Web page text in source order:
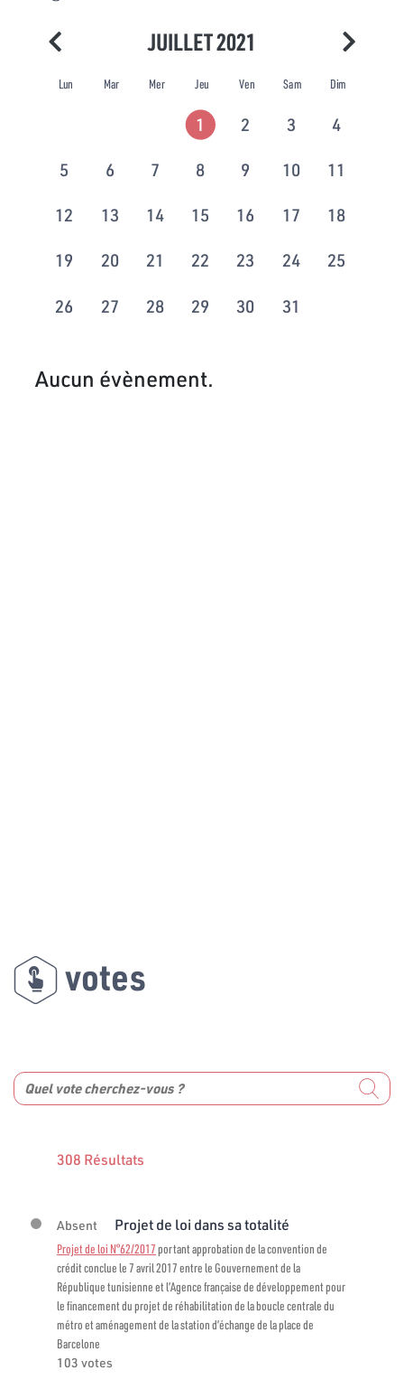
JUILLET 2021
Lun Mar Mer Jeu Ven Sam Dim
1 2 3 4
5 6 7 8 9 10 11
12 13 14 15 16 17 18
19 20 21 22 23 24 25
26 27 28 29 30 31
Aucun évènement.
votes
308 Résultats
Absent Projet de loi dans sa totalité
Projet de loi N°62/2017portant approbation de la convention de
crédit conclue le 7 avril 2017 entre le Gouvernement de la
République tunisienne et l’Agence française de développement pour
le financement du projet de réhabilitation de la boucle centrale du
métro et aménagement de la station d’échange de la place de
Barcelone
103 votes